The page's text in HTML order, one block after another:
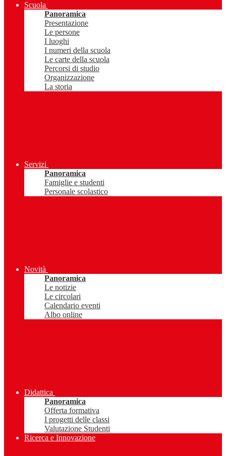
Scuola
Panoramica
Presentazione
Le persone
I luoghi
I numeri della scuola
Le carte della scuola
Percorsi di studio
Organizzazione
La storia
Servizi
Panoramica
Famiglie e studenti
Personale scolastico
Novità
Panoramica
Le notizie
Le circolari
Calendario eventi
Albo online
Didattica
Panoramica
Offerta formativa
I progetti delle classi
Valutazione Studenti
Ricerca e Innovazione